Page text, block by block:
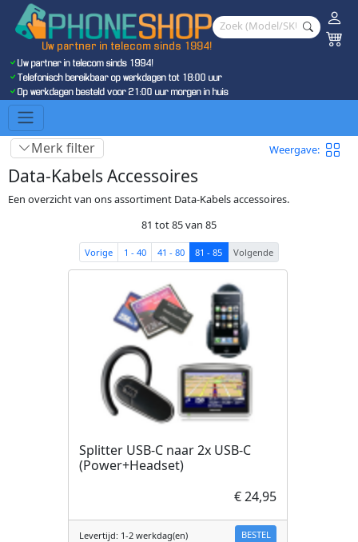
Uw partner in telecom sinds 1994!
Uw partner in telecom sinds 1994!
Telefonisch bereikbaar op werkdagen tot 18:00 uur
Op werkdagen besteld voor 21:00 uur morgen in huis
Merk filter Weergave:
Data-Kabels Accessoires
Een overzicht van ons assortiment Data-Kabels accessoires.
81 tot 85 van 85
Vorige 1 - 40 41 - 80 81 - 85 Volgende
Splitter USB-C naar 2x USB-C
(Power+Headset)
€ 24,95
Levertijd: 1-2 werkdag(en) BESTEL